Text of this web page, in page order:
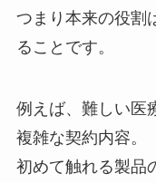
つまり本来の役割
ることです。
例えば、難しい医
複雑な契約内容。
初めて触れる製品